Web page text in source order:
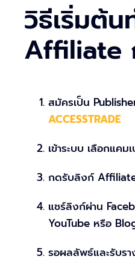
วิธีเริ่มต้น
Affiliate
สมัครเป็น
ACCESSTRADE
เข้าระบบ เลือกแคม
กดรับลิงก์
แชร์ลิงก์ผ่าน
YouTube หรือ
รอผลลัพธ์และรับร